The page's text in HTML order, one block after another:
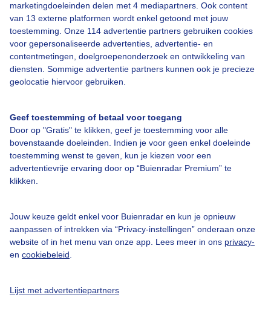
marketingdoeleinden delen met 4 mediapartners. Ook content
van 13 externe platformen wordt enkel getoond met jouw
toestemming. Onze 114 advertentie partners gebruiken cookies
voor gepersonaliseerde advertenties, advertentie- en
contentmetingen, doelgroepenonderzoek en ontwikkeling van
diensten. Sommige advertentie partners kunnen ook je precieze
geolocatie hiervoor gebruiken.
Geef toestemming of betaal voor toegang
Door op "Gratis" te klikken, geef je toestemming voor alle
bovenstaande doeleinden. Indien je voor geen enkel doeleinde
toestemming wenst te geven, kun je kiezen voor een
advertentievrije ervaring door op “Buienradar Premium” te
klikken.
Jouw keuze geldt enkel voor Buienradar en kun je opnieuw
aanpassen of intrekken via “Privacy-instellingen” onderaan onze
website of in het menu van onze app. Lees meer in ons privacy-
en cookiebeleid
Lijst met advertentiepartners
Over Buienradar
Bedrijfsgegevens
Veelgestelde vragen
Toegankelijkheid
Gebruikersvoorwaarden
Adverteren
Buienradar Team
Cookie beleid
Privacy instellingen
Gratis weerdata
@BuienradarNL